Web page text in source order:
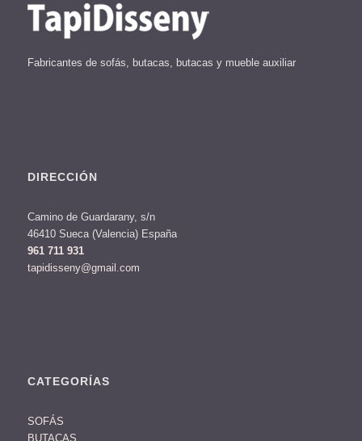
Fabricantes de sofás, butacas, butacas y mueble auxiliar
DIRECCIÓN
Camino de Guardarany, s/n
46410 Sueca (Valencia) España
961 711 931
tapidisseny@gmail.com
CATEGORÍAS
SOFÁS
BUTACAS